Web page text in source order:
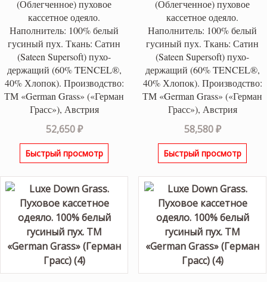
(Облегченное) пуховое
кассетное одеяло.
Наполнитель: 100% белый
гусиный пух. Ткань: Сатин
(Sateen Supersoft) пухо-
держащий (60% TENCEL®,
40% Хлопок). Производство:
ТМ «German Grass» («Герман
Грасс»), Австрия
52,650₽
Быстрый просмотр
(Облегченное) пуховое
кассетное одеяло.
Наполнитель: 100% белый
гусиный пух. Ткань: Сатин
(Sateen Supersoft) пухо-
держащий (60% TENCEL®,
40% Хлопок). Производство:
ТМ «German Grass» («Герман
Грасс»), Австрия
58,580₽
Быстрый просмотр